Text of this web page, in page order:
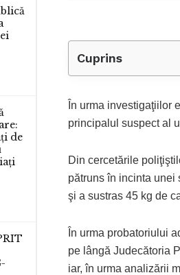
de
Cuprins
În urma investigaţiilor
principalul suspect al
Din cercetările
pătruns în incinta unei
şi a sustras 45 kg de
În urma probatoriului
pe lângă Judecătoria
iar, în urma analizării